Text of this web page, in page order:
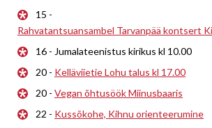
15 -
Rahvatantsuansambel Tarvanpää kontsert
16 - Jumalateenistus kirikus kl 10.00
20 - Kelläviietie Lohu talus kl 17.00
20 - Vegan õhtusöök Miinusbaaris
22 - Kussõkohe, Kihnu orienteerumine